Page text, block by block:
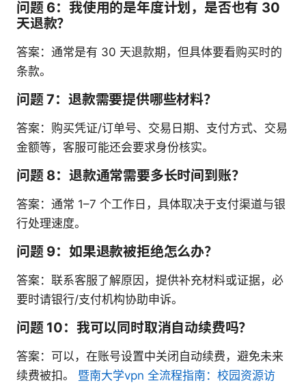
问题 6：我使用的是年度计划，是否也有 30
天退款？
答案：通常是有 30 天退款期，但具体要看购买时的
条款。
问题 7：退款需要提供哪些材料？
答案：购买凭证/订单号、交易日期、支付方式、交易
金额等，客服可能还会要求身份核实。
问题 8：退款通常需要多长时间到账？
答案：通常 1–7 个工作日，具体取决于支付渠道与银
行处理速度。
问题 9：如果退款被拒绝怎么办？
答案：联系客服了解原因，提供补充材料或证据，必
要时请银行/支付机构协助申诉。
问题 10：我可以同时取消自动续费吗？
答案：可以，在账号设置中关闭自动续费，避免未来
续费被扣。 暨南大学vpn 全流程指南：校园资源访